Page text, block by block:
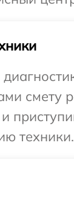
смету
техники.